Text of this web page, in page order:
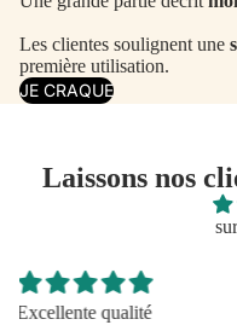
Les clientes soulignent une
première utilisation.
JE CRAQUE
Laissons nos
La taille est